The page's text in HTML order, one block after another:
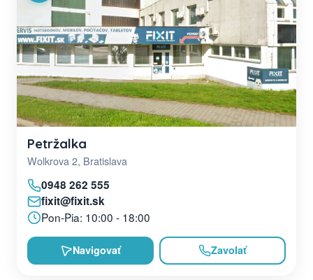
Petržalka
Wolkrova 2, Bratislava
0948 262 555
fixit@fixit.sk
Pon-Pia: 10:00 - 18:00
Navigovať Zavolať